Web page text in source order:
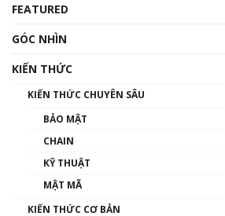
00:43:47
FEATURED
GÓC NHÌN
KIẾN THỨC
KIẾN THỨC CHUYÊN SÂU
BẢO MẬT
CHAIN
KỸ THUẬT
MẬT MÃ
KIẾN THỨC CƠ BẢN